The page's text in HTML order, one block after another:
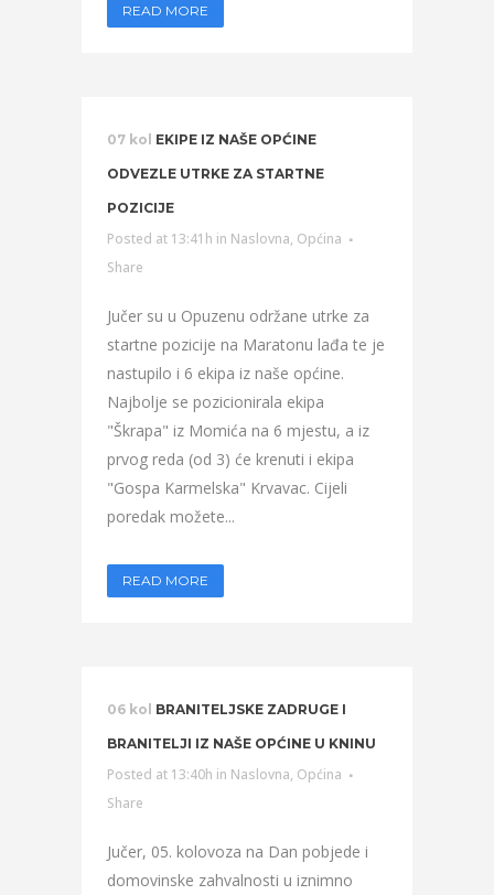
READ MORE
07 kol EKIPE IZ NAŠE OPĆINE
ODVEZLE UTRKE ZA STARTNE
POZICIJE
Posted at 13:41h in Naslovna, Općina
Share
Jučer su u Opuzenu održane utrke za
startne pozicije na Maratonu lađa te je
nastupilo i 6 ekipa iz naše općine.
Najbolje se pozicionirala ekipa
"Škrapa" iz Momića na 6 mjestu, a iz
prvog reda (od 3) će krenuti i ekipa
"Gospa Karmelska" Krvavac. Cijeli
poredak možete...
READ MORE
06 kol BRANITELJSKE ZADRUGE I
BRANITELJI IZ NAŠE OPĆINE U KNINU
Posted at 13:40h in Naslovna, Općina
Share
Jučer, 05. kolovoza na Dan pobjede i
domovinske zahvalnosti u iznimno